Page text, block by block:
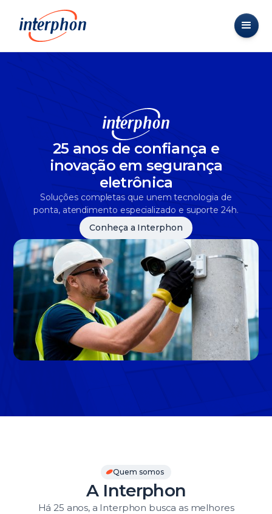
25 anos de confiança e
inovação em segurança
eletrônica
Soluções completas que unem tecnologia de
ponta, atendimento especializado e suporte 24h.
Conheça a Interphon
Quem somos
A Interphon
Há 25 anos, a Interphon busca as melhores